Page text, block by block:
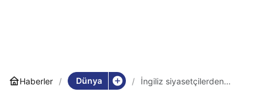
Haberler Dünya
İngiliz siyasetçilerden